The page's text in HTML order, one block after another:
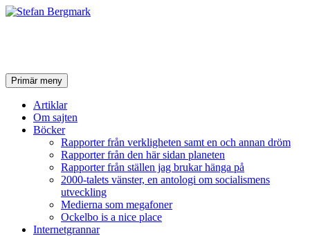
SökPrimär meny Hoppa
till
innehåll
Artiklar
Om sajten
Böcker
Rapporter från verkligheten samt en och annan dröm
Rapporter från den här sidan planeten
Rapporter från ställen jag brukar hänga på
2000-talets vänster, en antologi om socialismens
utveckling
Medierna som megafoner
Ockelbo is a nice place
Internetgrannar